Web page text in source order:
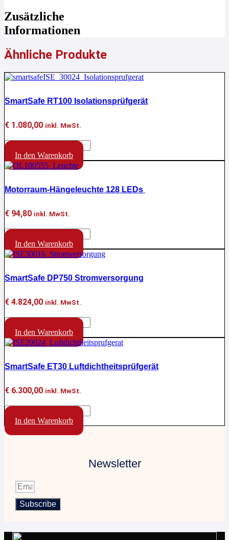
Zusätzliche
Informationen
Ähnliche Produkte
SmartSafe RT100 Isolationsprüfgerät
€ 1.080,00 inkl. MwSt.
SmartSafe
RT100
Isolationsprüfgerät
Menge
In den Warenkorb
Motorraum-Hängeleuchte 128 LEDs
€ 94,80 inkl. MwSt.
Motorraum-
Hängeleuchte
128
LEDs
In den Warenkorb
SmartSafe DP750 Stromversorgung
€ 4.824,00 inkl. MwSt.
SmartSafe
DP750
Stromversorgung
Menge
In den Warenkorb
SmartSafe ET30 Luftdichtheitsprüfgerät
€ 6.300,00 inkl. MwSt.
SmartSafe
ET30
Luftdichtheitsprüfgerät
Menge
In den Warenkorb
Newsletter
Subscribe